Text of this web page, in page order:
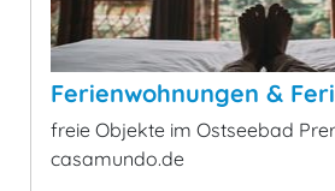
Ferienwohnungen &
freie Objekte im Ostseebad
casamundo.de